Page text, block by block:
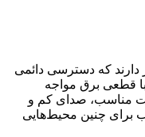
دارند که دسترسی دائمی
قطعی برق مواجه
مناسب، صدای کم و
برای چنین محیط‌هایی